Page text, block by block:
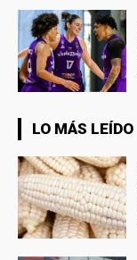
LO MÁS LEÍDO